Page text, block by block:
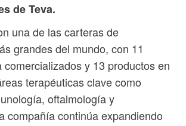
de Teva.
una de las carteras de
grandes del mundo, con 11
comercializados y 13 productos en
terapéuticas clave como
oftalmología y
compañía continúa expandiendo